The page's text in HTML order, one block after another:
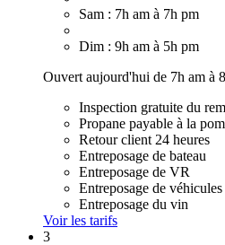
Sam : 7h am à 7h pm
Dim : 9h am à 5h pm
Ouvert aujourd'hui de 7h am à
Inspection gratuite du
Propane payable à la
Retour client 24 heures
Entreposage de bateau
Entreposage de VR
Entreposage de véhicules
Entreposage du vin
Voir les tarifs
3